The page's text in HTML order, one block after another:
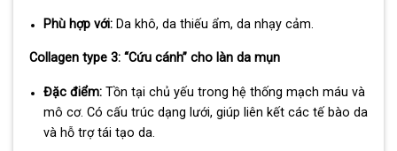
Phù hợp với:Da khô, da thiếu ẩm, da nhạy cảm.
Collagen type 3: “Cứu cánh” cho làn da mụn
Đặc điểm:Tồn tại chủ yếu trong hệ thống mạch máu và
mô cơ. Có cấu trúc dạng lưới, giúp liên kết các tế bào da
và hỗ trợ tái tạo da.